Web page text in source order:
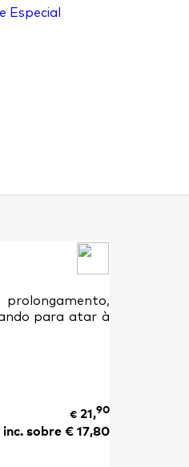
Especial
para atar à
€21,90
sobre €17,80